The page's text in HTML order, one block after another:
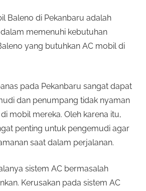
Baleno di Pekanbaru adalah
memenuhi kebutuhan
yang butuhkan AC mobil di
pada Pekanbaru sangat dapat
dan penumpang tidak nyaman
mobil mereka. Oleh karena itu,
penting untuk pengemudi agar
saat dalam perjalanan.
sistem AC bermasalah
Kerusakan pada sistem AC